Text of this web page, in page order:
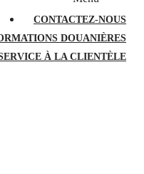
CONTACTEZ-NOUS
DOUANIÈRES
À LA CLIENTÈLE